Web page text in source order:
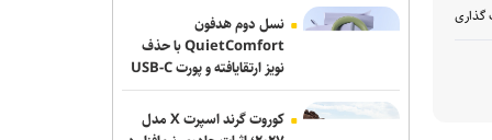
گذاری
خبرنگار؛ روایتگر روز‌هایی که از سر
گذراندیم و فردایی که پیش رو داریم
برگزاری «زندگی‌نامه داستانی» در موزه
نسل دوم هدفون
QuietComfort با حذف
نویز ارتقایافته و پورت USB-C
عرضه شد
کوروت گرند اسپرت X مدل